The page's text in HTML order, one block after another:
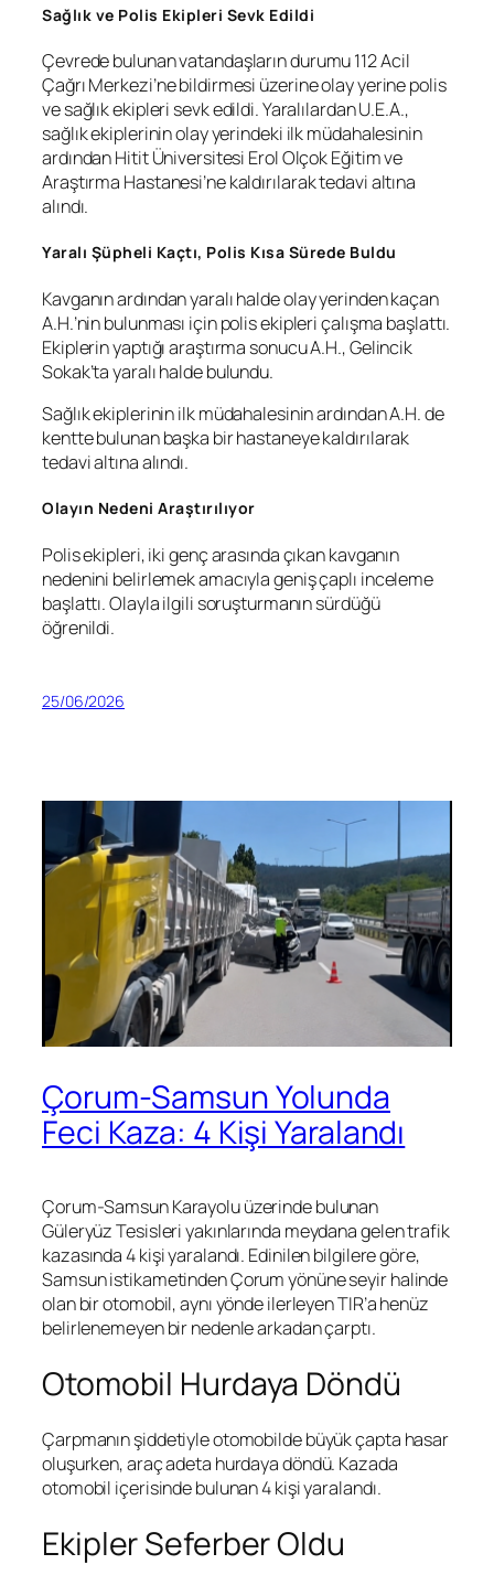
Sağlık ve Polis Ekipleri Sevk Edildi
Çevrede bulunan vatandaşların durumu 112 Acil
Çağrı Merkezi’ne bildirmesi üzerine olay yerine polis
ve sağlık ekipleri sevk edildi. Yaralılardan U.E.A.,
sağlık ekiplerinin olay yerindeki ilk müdahalesinin
ardından Hitit Üniversitesi Erol Olçok Eğitim ve
Araştırma Hastanesi’ne kaldırılarak tedavi altına
alındı.
Yaralı Şüpheli Kaçtı, Polis Kısa Sürede Buldu
Kavganın ardından yaralı halde olay yerinden kaçan
A.H.’nin bulunması için polis ekipleri çalışma başlattı.
Ekiplerin yaptığı araştırma sonucu A.H., Gelincik
Sokak’ta yaralı halde bulundu.
Sağlık ekiplerinin ilk müdahalesinin ardından A.H. de
kentte bulunan başka bir hastaneye kaldırılarak
tedavi altına alındı.
Olayın Nedeni Araştırılıyor
Polis ekipleri, iki genç arasında çıkan kavganın
nedenini belirlemek amacıyla geniş çaplı inceleme
başlattı. Olayla ilgili soruşturmanın sürdüğü
öğrenildi.
25/06/2026
Çorum-Samsun Yolunda
Feci Kaza: 4 Kişi Yaralandı
Çorum-Samsun Karayolu üzerinde bulunan
Güleryüz Tesisleri yakınlarında meydana gelen trafik
kazasında 4 kişi yaralandı. Edinilen bilgilere göre,
Samsun istikametinden Çorum yönüne seyir halinde
olan bir otomobil, aynı yönde ilerleyen TIR’a henüz
belirlenemeyen bir nedenle arkadan çarptı.
Otomobil Hurdaya Döndü
Çarpmanın şiddetiyle otomobilde büyük çapta hasar
oluşurken, araç adeta hurdaya döndü. Kazada
otomobil içerisinde bulunan 4 kişi yaralandı.
Ekipler Seferber Oldu